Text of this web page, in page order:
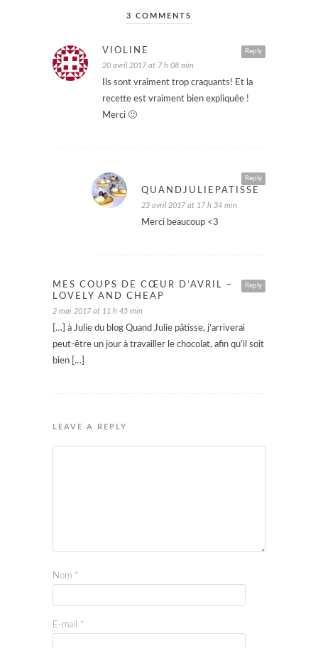
3 COMMENTS
Reply
VIOLINE
20 avril 2017 at 7 h 08 min
Ils sont vraiment trop craquants! Et la
recette est vraiment bien expliquée !
Merci 🙂
Reply
QUANDJULIEPATISSE
23 avril 2017 at 17 h 34 min
Merci beaucoup <3
Reply
MES COUPS DE CŒUR D’AVRIL –
LOVELY AND CHEAP
2 mai 2017 at 11 h 45 min
[…] à Julie du blog Quand Julie pâtisse, j’arriverai
peut-être un jour à travailler le chocolat, afin qu’il soit
bien […]
LEAVE A REPLY
Nom *
E-mail *